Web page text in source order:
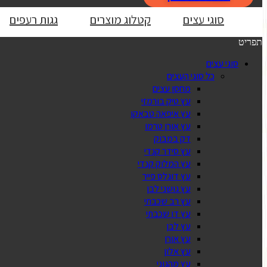
סוגי עצים קטלוג מוצרים גגות רעפים
תפריט
סוגי עצים
כל סוגי העצים
מחסן עצים
עץ טיק בורמזי
עץ איפאה טבאקו
עץ אורן טרמו
דק במבוק
עץ סידר קנדי
עץ המלוק קנדי
עץ דוגלס פייר
עץ גושני לבן
עץ רב שכבתי
עץ דו שכבתי
עץ לבן
עץ אורן
עץ אלון
עץ מהגוני